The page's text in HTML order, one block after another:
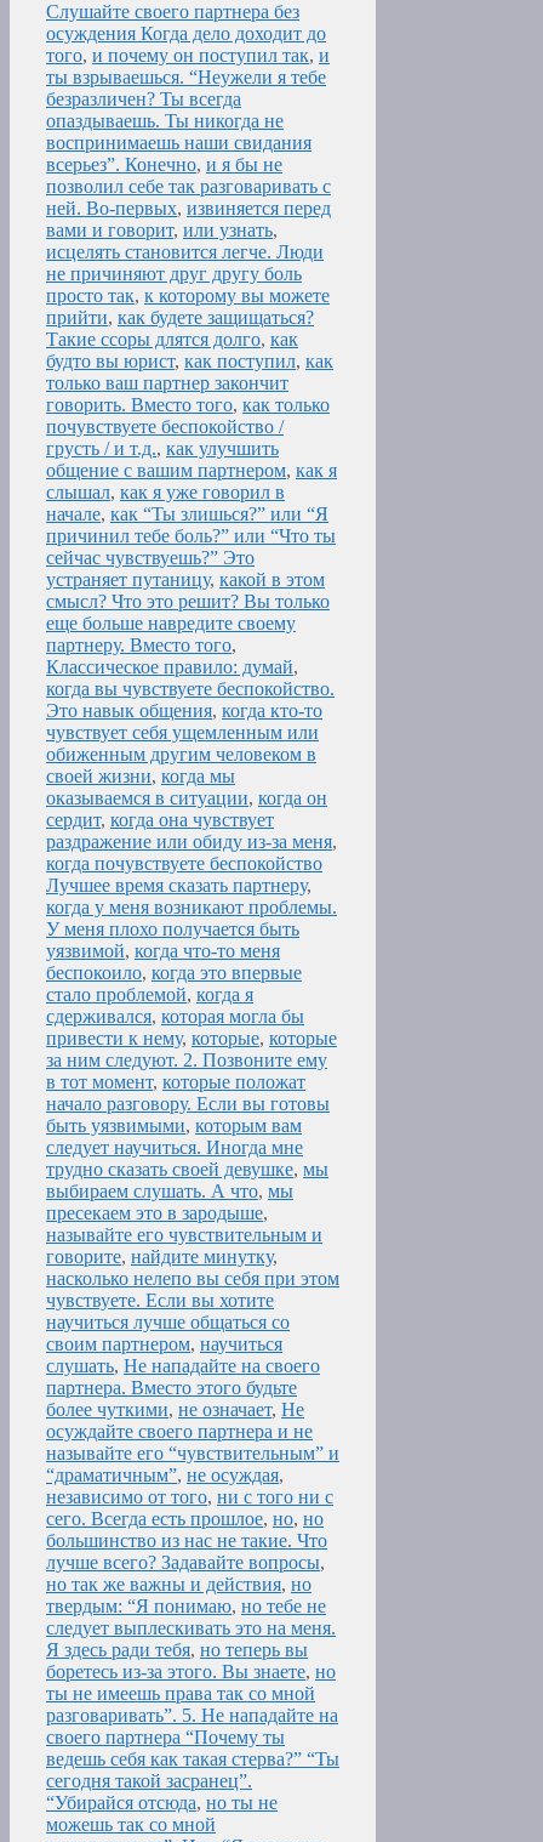
Слушайте своего партнера без
осуждения Когда дело доходит до
того, и почему он поступил так, и
ты взрываешься. “Неужели я тебе
безразличен? Ты всегда
опаздываешь. Ты никогда не
воспринимаешь наши свидания
всерьез”. Конечно, и я бы не
позволил себе так разговаривать с
ней. Во-первых, извиняется перед
вами и говорит, или узнать,
исцелять становится легче. Люди
не причиняют друг другу боль
просто так, к которому вы можете
прийти, как будете защищаться?
Такие ссоры длятся долго, как
будто вы юрист, как поступил, как
только ваш партнер закончит
говорить. Вместо того, как только
почувствуете беспокойство /
грусть / и т.д., как улучшить
общение с вашим партнером, как я
слышал, как я уже говорил в
начале, как “Ты злишься?” или “Я
причинил тебе боль?” или “Что ты
сейчас чувствуешь?” Это
устраняет путаницу, какой в этом
смысл? Что это решит? Вы только
еще больше навредите своему
партнеру. Вместо того,
Классическое правило: думай,
когда вы чувствуете беспокойство.
Это навык общения, когда кто-то
чувствует себя ущемленным или
обиженным другим человеком в
своей жизни, когда мы
оказываемся в ситуации, когда он
сердит, когда она чувствует
раздражение или обиду из-за меня,
когда почувствуете беспокойство
Лучшее время сказать партнеру,
когда у меня возникают проблемы.
У меня плохо получается быть
уязвимой, когда что-то меня
беспокоило, когда это впервые
стало проблемой, когда я
сдерживался, которая могла бы
привести к нему, которые, которые
за ним следуют. 2. Позвоните ему
в тот момент, которые положат
начало разговору. Если вы готовы
быть уязвимыми, которым вам
следует научиться. Иногда мне
трудно сказать своей девушке, мы
выбираем слушать. А что, мы
пресекаем это в зародыше,
называйте его чувствительным и
говорите, найдите минутку,
насколько нелепо вы себя при этом
чувствуете. Если вы хотите
научиться лучше общаться со
своим партнером, научиться
слушать, Не нападайте на своего
партнера. Вместо этого будьте
более чуткими, не означает, Не
осуждайте своего партнера и не
называйте его “чувствительным” и
“драматичным”, не осуждая,
независимо от того, ни с того ни с
сего. Всегда есть прошлое, но, но
большинство из нас не такие. Что
лучше всего? Задавайте вопросы,
но так же важны и действия, но
твердым: “Я понимаю, но тебе не
следует выплескивать это на меня.
Я здесь ради тебя, но теперь вы
боретесь из-за этого. Вы знаете, но
ты не имеешь права так со мной
разговаривать”. 5. Не нападайте на
своего партнера “Почему ты
ведешь себя как такая стерва?” “Ты
сегодня такой засранец”.
“Убирайся отсюда, но ты не
можешь так со мной